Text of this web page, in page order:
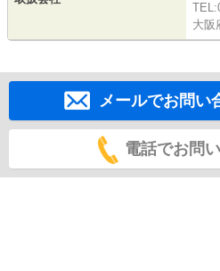
大阪
メールでお問い
電話でお問